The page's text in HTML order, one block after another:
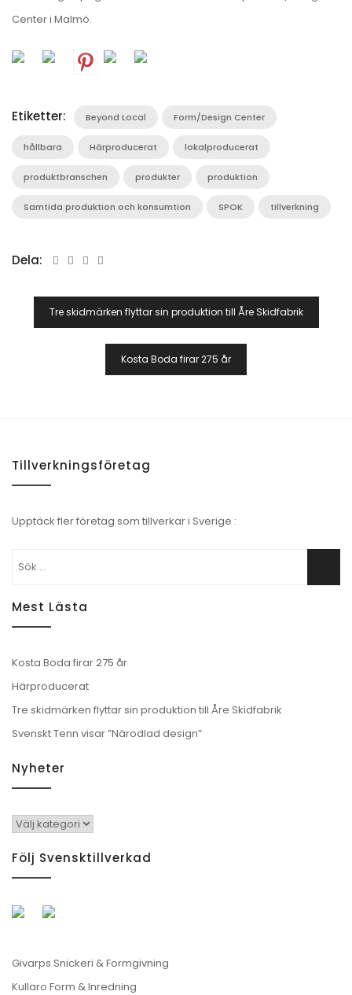
Center i Malmö.
Etiketter: Beyond Local Form/Design Center
hållbara Härproducerat lokalproducerat
produktbranschen produkter produktion
Samtida produktion och konsumtion SPOK tillverkning
Dela:
Inläggsnavigering
Tre skidmärken flyttar sin produktion till Åre Skidfabrik
Kosta Boda firar 275 år
Tillverkningsföretag
Upptäck fler företag som tillverkar i Sverige :
Sök
Sök
Mest Lästa
Kosta Boda firar 275 år
Härproducerat
Tre skidmärken flyttar sin produktion till Åre Skidfabrik
Svenskt Tenn visar ”Närodlad design”
Nyheter
Nyheter
Följ Svensktillverkad
Givarps Snickeri & Formgivning
Kullaro Form & Inredning